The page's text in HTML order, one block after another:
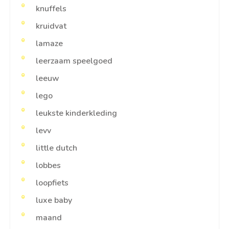
knuffels
kruidvat
lamaze
leerzaam speelgoed
leeuw
lego
leukste kinderkleding
levv
little dutch
lobbes
loopfiets
luxe baby
maand